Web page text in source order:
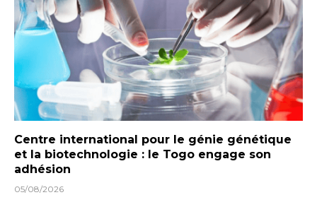
Centre international pour le génie génétique
et la biotechnologie : le Togo engage son
adhésion
05/08/2026